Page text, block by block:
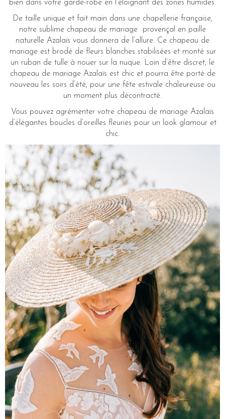
bien dans votre garde-robe en l’éloignant des zones humides.
De taille unique et fait main dans une chapellerie française,
notre sublime chapeau de mariage provençal en paille
naturelle Azalaïs vous donnera de l’allure. Ce chapeau de
mariage est brodé de fleurs blanches stabilisées et monté sur
un ruban de tulle à nouer sur la nuque. Loin d’être discret, le
chapeau de mariage Azalaïs est chic et pourra être porté de
nouveau les soirs d’été, pour une fête estivale chaleureuse ou
un moment plus décontracté.
Vous pouvez agrémenter votre chapeau de mariage Azalaïs
d’élégantes boucles d’oreilles fleuries pour un look glamour et
chic.